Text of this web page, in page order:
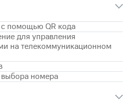
помощью QR кода
для управления
на телекоммуникационном
номера